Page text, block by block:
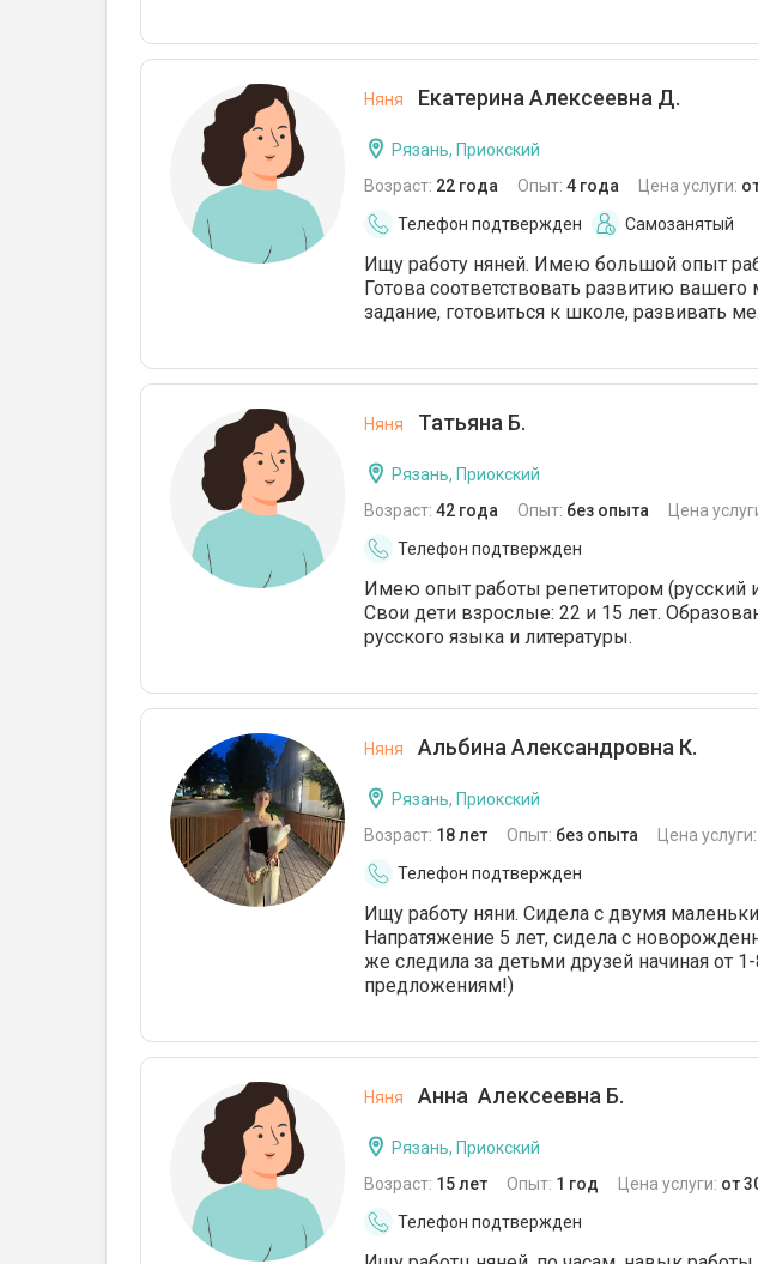
Няня Екатерина Алексеевна Д.
Рязань, Приокский
Возраст: 22 года Опыт: 4 года Цена услуги:
Телефон подтвержден
Самозанятый
Ищу работу няней. Имею большой опыт
Готова соответствовать развитию
задание, готовиться к школе, развивать
Няня Татьяна Б.
Рязань, Приокский
Возраст: 42 года Опыт: без опыта Цена
Телефон подтвержден
Имею опыт работы репетитором (русский
Свои дети взрослые: 22 и 15 лет.
русского языка и литературы.
Няня Альбина Александровна К.
Рязань, Приокский
Возраст: 18 лет Опыт: без опыта Цена услуги:
Телефон подтвержден
Ищу работу няни. Сидела с двумя
Напратяжение 5 лет, сидела с
же следила за детьми друзей начиная от
предложениям!)
Няня Анна Алексеевна Б.
Рязань, Приокский
Возраст: 15 лет Опыт: 1 год Цена услуги: от
Телефон подтвержден